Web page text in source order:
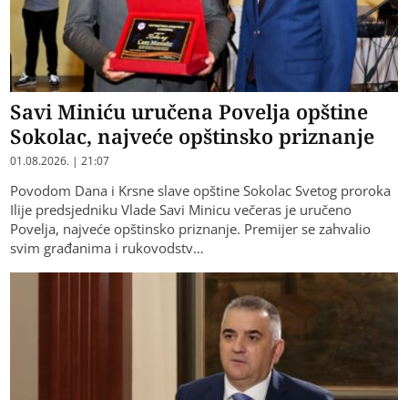
Savi Miniću uručena Povelja opštine
Sokolac, najveće opštinsko priznanje
01.08.2026. | 21:07
Povodom Dana i Krsne slave opštine Sokolac Svetog proroka
Ilije predsjedniku Vlade Savi Minicu večeras je uručeno
Povelja, najveće opštinsko priznanje. Premijer se zahvalio
svim građanima i rukovodstv…